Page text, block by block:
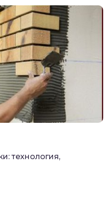
технология,